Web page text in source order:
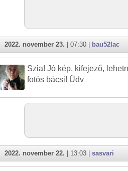
2022. november 23. | 07:30 | bau52lac
Szia! Jó kép, kifejező,
fotós bácsi! Üdv
2022. november 22. | 13:03 | sasvari